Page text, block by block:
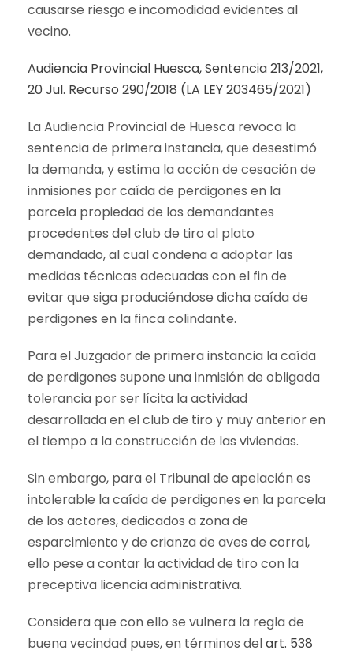
causarse riesgo e incomodidad evidentes al
vecino.
Audiencia Provincial Huesca, Sentencia 213/2021,
20 Jul. Recurso 290/2018 (LA LEY 203465/2021)
La Audiencia Provincial de Huesca revoca la
sentencia de primera instancia, que desestimó
la demanda, y estima la acción de cesación de
inmisiones por caída de perdigones en la
parcela propiedad de los demandantes
procedentes del club de tiro al plato
demandado, al cual condena a adoptar las
medidas técnicas adecuadas con el fin de
evitar que siga produciéndose dicha caída de
perdigones en la finca colindante.
Para el Juzgador de primera instancia la caída
de perdigones supone una inmisión de obligada
tolerancia por ser lícita la actividad
desarrollada en el club de tiro y muy anterior en
el tiempo a la construcción de las viviendas.
Sin embargo, para el Tribunal de apelación es
intolerable la caída de perdigones en la parcela
de los actores, dedicados a zona de
esparcimiento y de crianza de aves de corral,
ello pese a contar la actividad de tiro con la
preceptiva licencia administrativa.
Considera que con ello se vulnera la regla de
buena vecindad pues, en términos delart. 538